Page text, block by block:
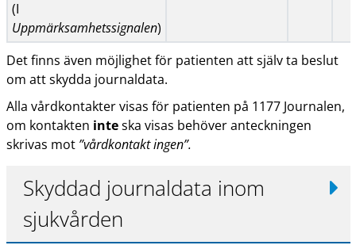
(I
Uppmärksamhetssignalen)
Det finns även möjlighet för patienten att själv ta beslut
om att skydda journaldata.
Alla vårdkontakter visas för patienten på 1177 Journalen,
om kontakten inteska visas behöver anteckningen
skrivas mot ”vårdkontakt ingen”.
Skyddad journaldata inom
sjukvården